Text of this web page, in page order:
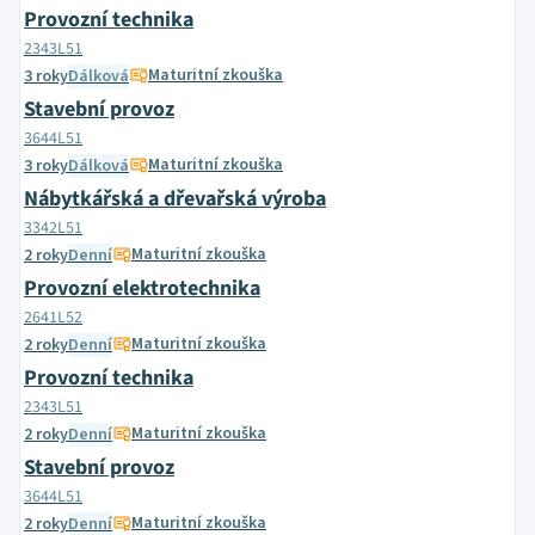
Provozní technika
2343L51
3 rokyDálková Maturitní zkouška
Stavební provoz
3644L51
3 rokyDálková Maturitní zkouška
Nábytkářská a dřevařská výroba
3342L51
2 rokyDenní Maturitní zkouška
Provozní elektrotechnika
2641L52
2 rokyDenní Maturitní zkouška
Provozní technika
2343L51
2 rokyDenní Maturitní zkouška
Stavební provoz
3644L51
2 rokyDenní Maturitní zkouška